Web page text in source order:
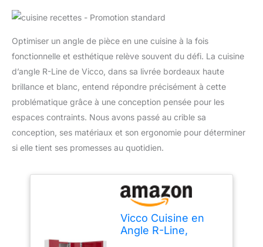
Optimiser un angle de pièce en une cuisine à la fois
fonctionnelle et esthétique relève souvent du défi. La cuisine
d’angle R-Line de Vicco, dans sa livrée bordeaux haute
brillance et blanc, entend répondre précisément à cette
problématique grâce à une conception pensée pour les
espaces contraints. Nous avons passé au crible sa
conception, ses matériaux et son ergonomie pour déterminer
si elle tient ses promesses au quotidien.
Vicco Cuisine en
Angle R-Line,